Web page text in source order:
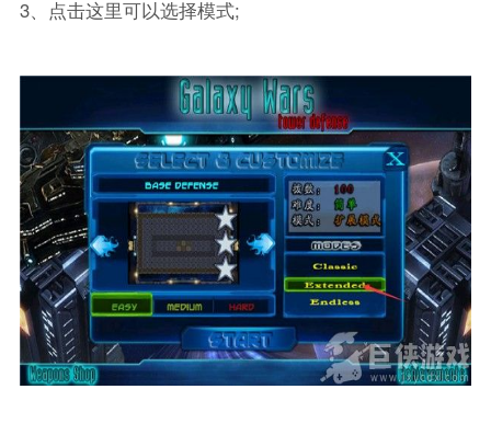
3、点击这里可以选择模式;